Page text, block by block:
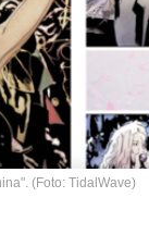
(Foto: TidalWave)